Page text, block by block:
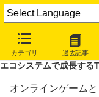
カテゴリ 過去記事
INTERNET Watch イ
エコシステムで成長する
オンラインゲームと